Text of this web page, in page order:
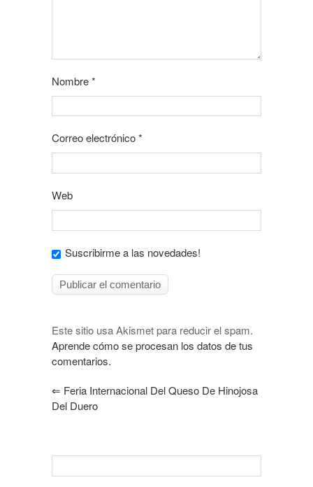
Nombre*
Correo electrónico*
Web
Suscribirme a las novedades!
Este sitio usa Akismet para reducir el spam.
Aprende cómo se procesan los datos de tus
comentarios.
⇐ Feria Internacional Del Queso De Hinojosa
Del Duero